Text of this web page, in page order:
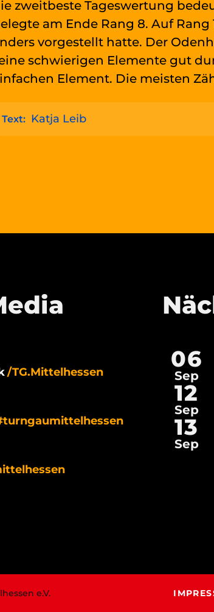
zweitbeste Tageswertung
am Ende Rang 8. Auf
vorgestellt hatte. Der
schwierigen Elemente gut
Element. Die meisten
Text: Katja Leib
/TG.Mittelhessen 06
Sep
(HTV)
12
Sep
13
Sep
Gau-
e.V.